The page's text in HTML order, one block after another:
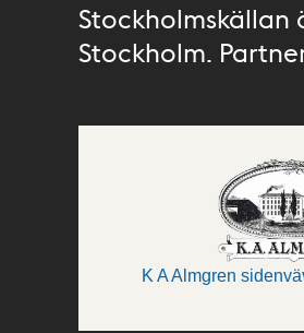
Stockholmskällan
Stockholm.
K A Almgren